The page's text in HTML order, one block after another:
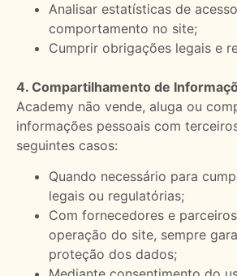
Analisar estatísticas de
comportamento no site;
Cumprir obrigações legais e
4. Compartilhamento de
Academy não vende, aluga ou
informações pessoais com
seguintes casos:
Quando necessário para
legais ou regulatórias;
Com fornecedores e
operação do site, sempre
proteção dos dados;